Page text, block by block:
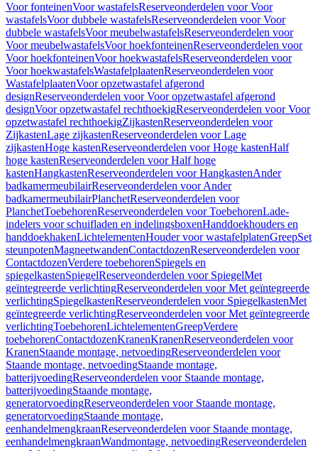
Voor fonteinenVoor wastafelsReserveonderdelen voor Voor
wastafelsVoor dubbele wastafelsReserveonderdelen voor Voor
dubbele wastafelsVoor meubelwastafelsReserveonderdelen voor
Voor meubelwastafelsVoor hoekfonteinenReserveonderdelen voor
Voor hoekfonteinenVoor hoekwastafelsReserveonderdelen voor
Voor hoekwastafelsWastafelplaatenReserveonderdelen voor
WastafelplaatenVoor opzetwastafel afgerond
designReserveonderdelen voor Voor opzetwastafel afgerond
designVoor opzetwastafel rechthoekigReserveonderdelen voor Voor
opzetwastafel rechthoekigZijkastenReserveonderdelen voor
ZijkastenLage zijkastenReserveonderdelen voor Lage
zijkastenHoge kastenReserveonderdelen voor Hoge kastenHalf
hoge kastenReserveonderdelen voor Half hoge
kastenHangkastenReserveonderdelen voor HangkastenAnder
badkamermeubilairReserveonderdelen voor Ander
badkamermeubilairPlanchetReserveonderdelen voor
PlanchetToebehorenReserveonderdelen voor ToebehorenLade-
indelers voor schuifladen en indelingsboxenHanddoekhouders en
handdoekhakenLichtelementenHouder voor wastafelplatenGreepSet
steunpotenMagneetwandenContactdozenReserveonderdelen voor
ContactdozenVerdere toebehorenSpiegels en
spiegelkastenSpiegelReserveonderdelen voor SpiegelMet
geïntegreerde verlichtingReserveonderdelen voor Met geïntegreerde
verlichtingSpiegelkastenReserveonderdelen voor SpiegelkastenMet
geïntegreerde verlichtingReserveonderdelen voor Met geïntegreerde
verlichtingToebehorenLichtelementenGreepVerdere
toebehorenContactdozenKranenKranenReserveonderdelen voor
KranenStaande montage, netvoedingReserveonderdelen voor
Staande montage, netvoedingStaande montage,
batterijvoedingReserveonderdelen voor Staande montage,
batterijvoedingStaande montage,
generatorvoedingReserveonderdelen voor Staande montage,
generatorvoedingStaande montage,
eenhandelmengkraanReserveonderdelen voor Staande montage,
eenhandelmengkraanWandmontage, netvoedingReserveonderdelen